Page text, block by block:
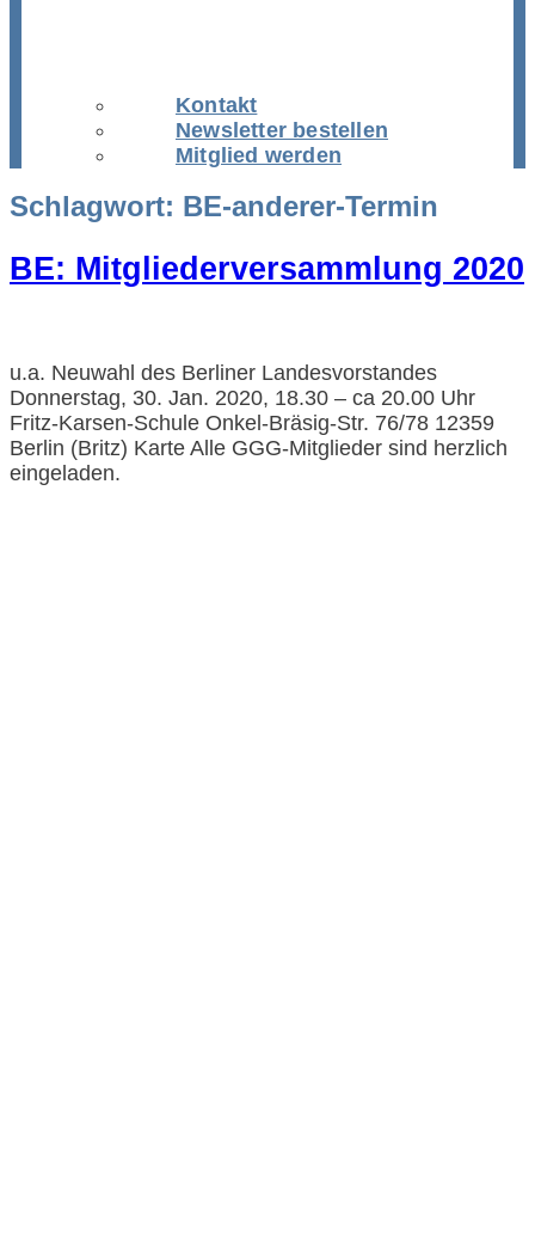
Kontakt
Newsletter bestellen
Mitglied werden
Schlagwort: BE-anderer-Termin
BE: Mitgliederversammlung 2020
u.a. Neuwahl des Berliner Landesvorstandes
Donnerstag, 30. Jan. 2020, 18.30 – ca 20.00 Uhr
Fritz-Karsen-Schule Onkel-Bräsig-Str. 76/78 12359
Berlin (Britz) Karte Alle GGG-Mitglieder sind herzlich
eingeladen.